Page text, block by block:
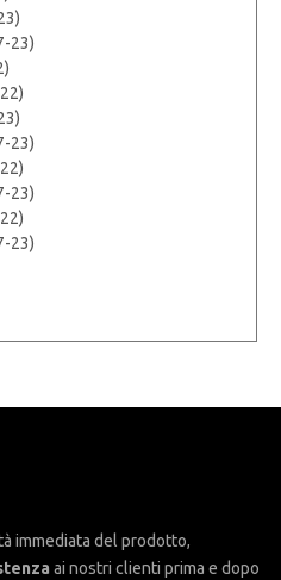
23)
23)
23)
23)
immediata del prodotto,
ai nostri clienti prima e dopo